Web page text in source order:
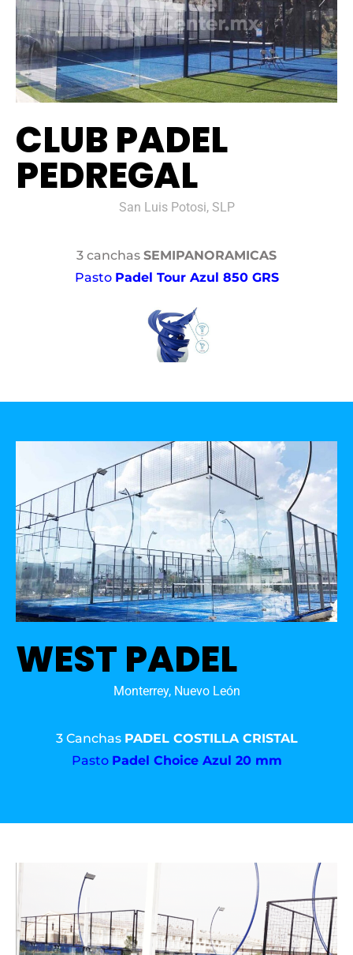
CLUB PADEL
PEDREGAL
San Luis Potosi, SLP
3 canchas SEMIPANORAMICAS
Pasto Padel Tour Azul 850 GRS
WEST PADEL
Monterrey, Nuevo León
3 Canchas PADEL COSTILLA CRISTAL
Pasto Padel Choice Azul 20 mm